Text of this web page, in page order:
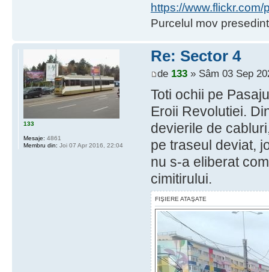
https://
Purcelul mov
Re: Sector 4
de 133» Sâm 03 Sep
Toti ochii pe
Eroii Revolutiei.
devierile de
pe traseul deviat,
nu s-a eliberat
cimitirului.
FIŞIERE ATAŞATE
133
Mesaje: 4861
Membru din: Joi 07 Apr 2016, 22:04